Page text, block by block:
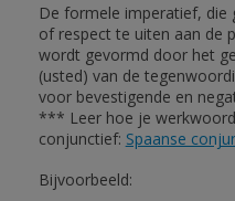
De formele imperatief,
of respect te uiten aan de
wordt gevormd door het
(usted) van de
voor bevestigende en
*** Leer hoe je
conjunctief: Spaanse
Bijvoorbeeld: